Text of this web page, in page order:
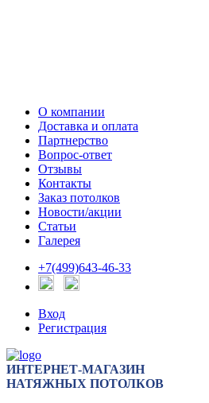
О компании
Доставка и оплата
Партнерство
Вопрос-ответ
Отзывы
Контакты
Заказ потолков
Новости/акции
Статьи
Галерея
+7(499)643-46-33
Вход
Регистрация
ИНТЕРНЕТ-МАГАЗИН
НАТЯЖНЫХ ПОТОЛКОВ